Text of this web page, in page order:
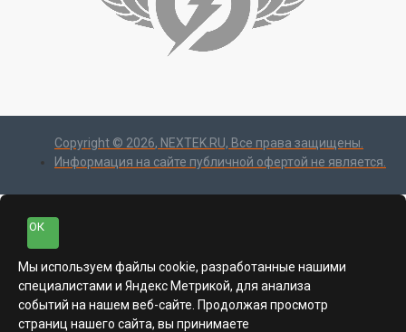
Copyright © 2026, NEXTEK.RU, Все права защищены.
Информация на сайте публичной офертой не является.
ОК
Мы используем файлы cookie, разработанные нашими
специалистами и Яндекс Метрикой, для анализа
событий на нашем веб-сайте. Продолжая просмотр
страниц нашего сайта, вы принимаете